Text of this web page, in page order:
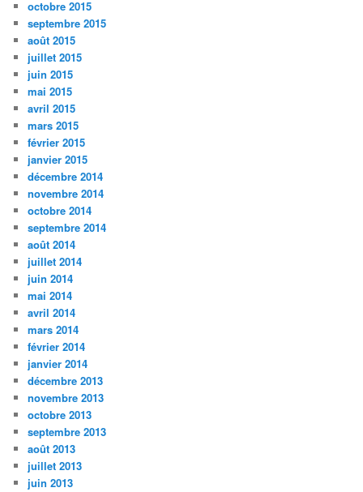
octobre 2015
septembre 2015
août 2015
juillet 2015
juin 2015
mai 2015
avril 2015
mars 2015
février 2015
janvier 2015
décembre 2014
novembre 2014
octobre 2014
septembre 2014
août 2014
juillet 2014
juin 2014
mai 2014
avril 2014
mars 2014
février 2014
janvier 2014
décembre 2013
novembre 2013
octobre 2013
septembre 2013
août 2013
juillet 2013
juin 2013